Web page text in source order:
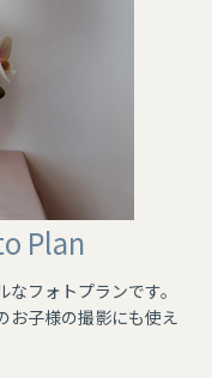
Plan​​​​​​​
フォトプランです。
お子様の撮影にも使え